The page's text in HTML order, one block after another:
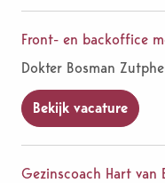
Front- en backoffice
Dokter Bosman
Bekijk vacature
Gezinscoach Hart van